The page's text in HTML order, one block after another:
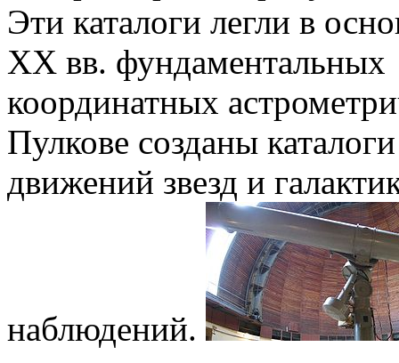
Эти каталоги легли в
XX вв. фундаментальных
координатных
Пулкове созданы
движений звезд и
наблюдений.